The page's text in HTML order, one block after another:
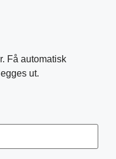
Få automatisk
ut.